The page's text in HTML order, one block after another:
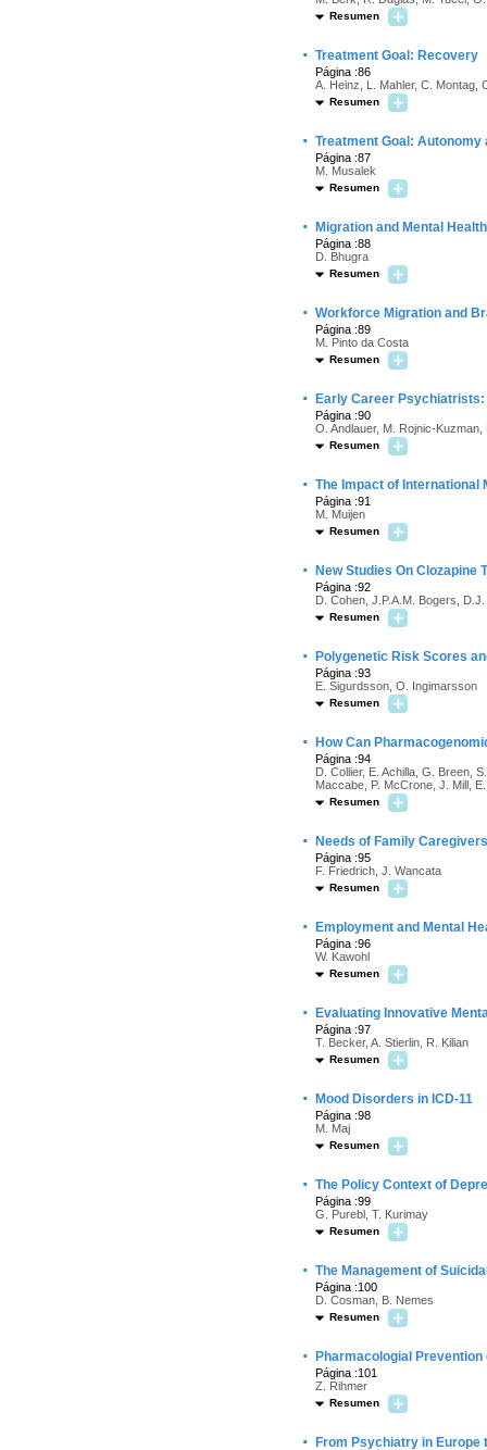
Resumen
· Treatment Goal: Recovery
Página :86
A. Heinz, L. Mahler, C. Montag,
Resumen
· Treatment Goal: Autonomy
Página :87
M. Musalek
Resumen
· Migration and Mental Health
Página :88
D. Bhugra
Resumen
· Workforce Migration and
Página :89
M. Pinto da Costa
Resumen
· Early Career
Página :90
O. Andlauer, M. Rojnic-
Resumen
· The Impact of International
Página :91
M. Muijen
Resumen
· New Studies On Clozapine
Página :92
D. Cohen, J.P.A.M. Bogers,
Resumen
· Polygenetic Risk Scores
Página :93
E. Sigurdsson, O. Ingimarsson
Resumen
· How Can
Página :94
D. Collier, E. Achilla, G. Breen,
Maccabe, P. McCrone, J. Mill,
Resumen
· Needs of Family
Página :95
F. Friedrich, J. Wancata
Resumen
· Employment and Mental
Página :96
W. Kawohl
Resumen
· Evaluating Innovative
Página :97
T. Becker, A. Stierlin, R. Kilian
Resumen
· Mood Disorders in ICD-11
Página :98
M. Maj
Resumen
· The Policy Context of
Página :99
G. Purebl, T. Kurimay
Resumen
· The Management of
Página :100
D. Cosman, B. Nemes
Resumen
· Pharmacologial Prevention
Página :101
Z. Rihmer
Resumen
· From Psychiatry in Europe